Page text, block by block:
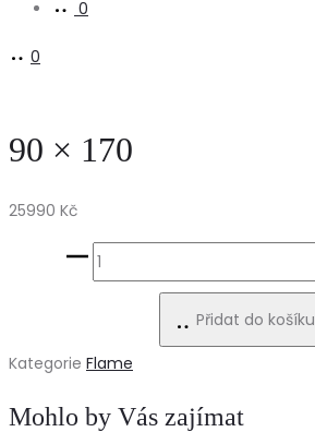
0
0
90 × 170
25990 Kč
90
množství
Přidat do košíku
Kategorie Flame
Mohlo by Vás zajímat